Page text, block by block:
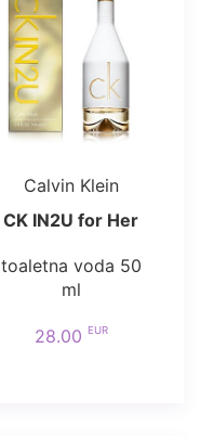
Calvin Klein
CK IN2U for Her
toaletna voda 50
ml
28.00 EUR